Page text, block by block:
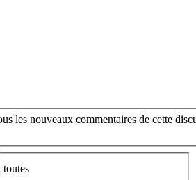
les nouveaux commentaires de cette
toutes